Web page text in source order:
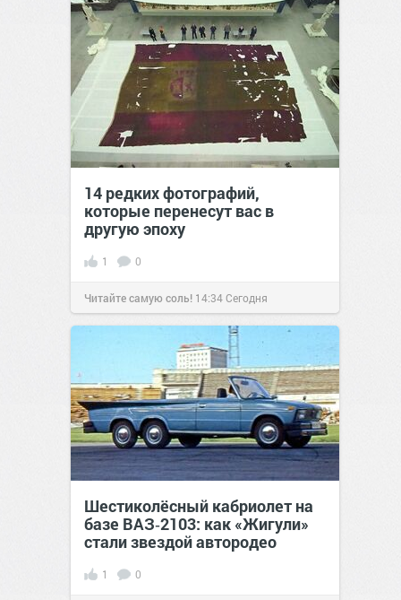
14 редких фотографий,
которые перенесут вас в
другую эпоху
1 0
Читайте самую соль! 14:34Сегодня
Шестиколёсный кабриолет на
базе ВАЗ‑2103: как «Жигули»
стали звездой автородео
1 0